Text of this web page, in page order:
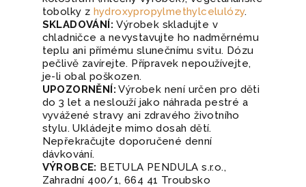
tobolky z hydroxypropylmethylcelulózy.
SKLADOVÁNÍ:Výrobek skladujte v
chladničce a nevystavujte ho nadměrnému
teplu ani přímému slunečnímu svitu. Dózu
pečlivě zavírejte. Přípravek nepoužívejte,
je-li obal poškozen.
UPOZORNĚNÍ: Výrobek není určen pro děti
do 3 let a neslouží jako náhrada pestré a
vyvážené stravy ani zdravého životního
stylu. Ukládejte mimo dosah dětí.
Nepřekračujte doporučené denní
dávkování.
VÝROBCE: BETULA PENDULA s.r.o.,
Zahradní 400/1, 664 41 Troubsko